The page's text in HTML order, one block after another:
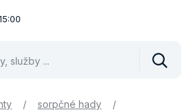
/ sorpčné hady
/